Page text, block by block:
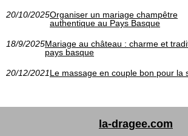
20/10/2025Organiser un mariage champêtre
authentique au Pays Basque
18/9/2025Mariage au château : charme et
pays basque
20/12/2021Le massage en couple bon pour la
la-dragee.com